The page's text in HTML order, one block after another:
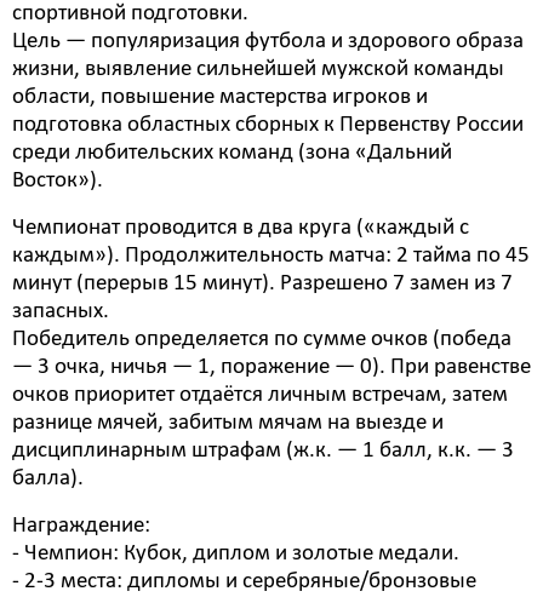
спортивной подготовки.
Цель — популяризация футбола и здорового образа
жизни, выявление сильнейшей мужской команды
области, повышение мастерства игроков и
подготовка областных сборных к Первенству России
среди любительских команд (зона «Дальний
Восток»).
Чемпионат проводится в два круга («каждый с
каждым»). Продолжительность матча: 2 тайма по 45
минут (перерыв 15 минут). Разрешено 7 замен из 7
запасных.
Победитель определяется по сумме очков (победа
— 3 очка, ничья — 1, поражение — 0). При равенстве
очков приоритет отдаётся личным встречам, затем
разнице мячей, забитым мячам на выезде и
дисциплинарным штрафам (ж.к. — 1 балл, к.к. — 3
балла).
Награждение:
- Чемпион: Кубок, диплом и золотые медали.
- 2-3 места: дипломы и серебряные/бронзовые